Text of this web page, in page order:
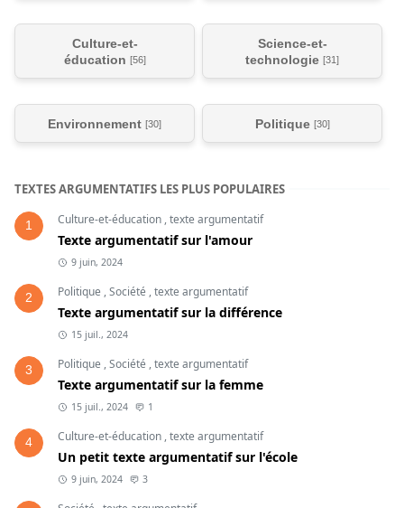
individuels.
Culture-et-
éducation [56]
Science-et-
technologie [31]
Environnement [30] Politique [30]
TEXTES ARGUMENTATIFS LES PLUS POPULAIRES
1 Culture-et-éducation ,texte argumentatif
Texte argumentatif sur l'amour
9 juin, 2024
2 Politique ,Société ,texte argumentatif
Texte argumentatif sur la différence
15 juil., 2024
3 Politique ,Société ,texte argumentatif
Texte argumentatif sur la femme
15 juil., 2024 1
4 Culture-et-éducation ,texte argumentatif
Un petit texte argumentatif sur l'école
9 juin, 2024 3